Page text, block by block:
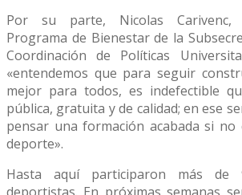
Por su parte, Nicolas Carivenc,
Programa de Bienestar de la
Coordinación de Políticas
«entendemos que para seguir
mejor para todos, es indefectible
pública, gratuita y de calidad; en ese
pensar una formación acabada si no
deporte».
Hasta aquí participaron más de